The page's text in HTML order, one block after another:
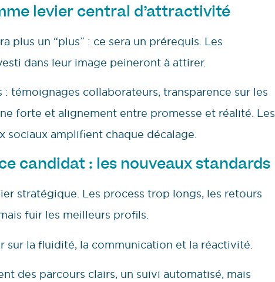
levier central d’attractivité
plus un “plus” : ce sera un prérequis. Les
dans leur image peineront à attirer.
témoignages collaborateurs, transparence sur les
forte et alignement entre promesse et réalité. Les
sociaux amplifient chaque décalage.
candidat : les nouveaux standards
stratégique. Les process trop longs, les retours
fuir les meilleurs profils.
sur la fluidité, la communication et la réactivité.
des parcours clairs, un suivi automatisé, mais